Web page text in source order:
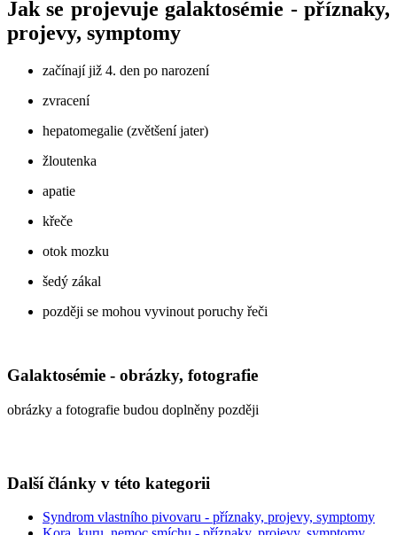
Jak se projevuje galaktosémie - příznaky,
projevy, symptomy
začínají již 4. den po narození
zvracení
hepatomegalie (zvětšení jater)
žloutenka
apatie
křeče
otok mozku
šedý zákal
později se mohou vyvinout poruchy řeči
Galaktosémie - obrázky, fotografie
obrázky a fotografie budou doplněny později
Další články v této kategorii
Syndrom vlastního pivovaru - příznaky, projevy, symptomy